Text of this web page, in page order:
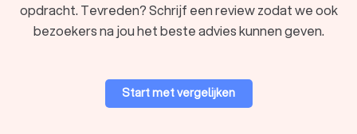
opdracht. Tevreden? Schrijf een review zodat we ook
bezoekers na jou het beste advies kunnen geven.
Start met vergelijken